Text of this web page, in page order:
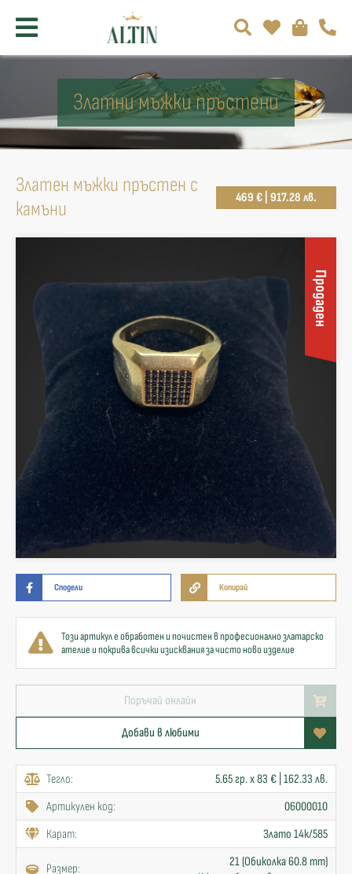
Златни мъжки пръстени
Златен мъжки пръстен с
камъни
469 € | 917.28 лв.
Продаден
Сподели Копирай
Този артикул е обработен и почистен в професионално златарско
ателие и покрива всички изисквания за чисто ново изделие
Поръчай онлайн
Добави в любими
Тегло:
5.65 гр. x 83 € | 162.33 лв.
Артикулен код:
06000010
Карат:
Злато 14к/585
Размер: 21 (Обиколка 60.8 mm)